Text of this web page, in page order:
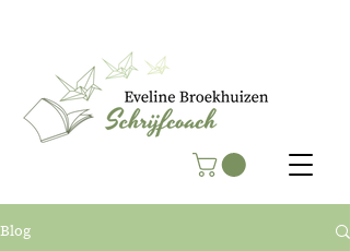
Blog